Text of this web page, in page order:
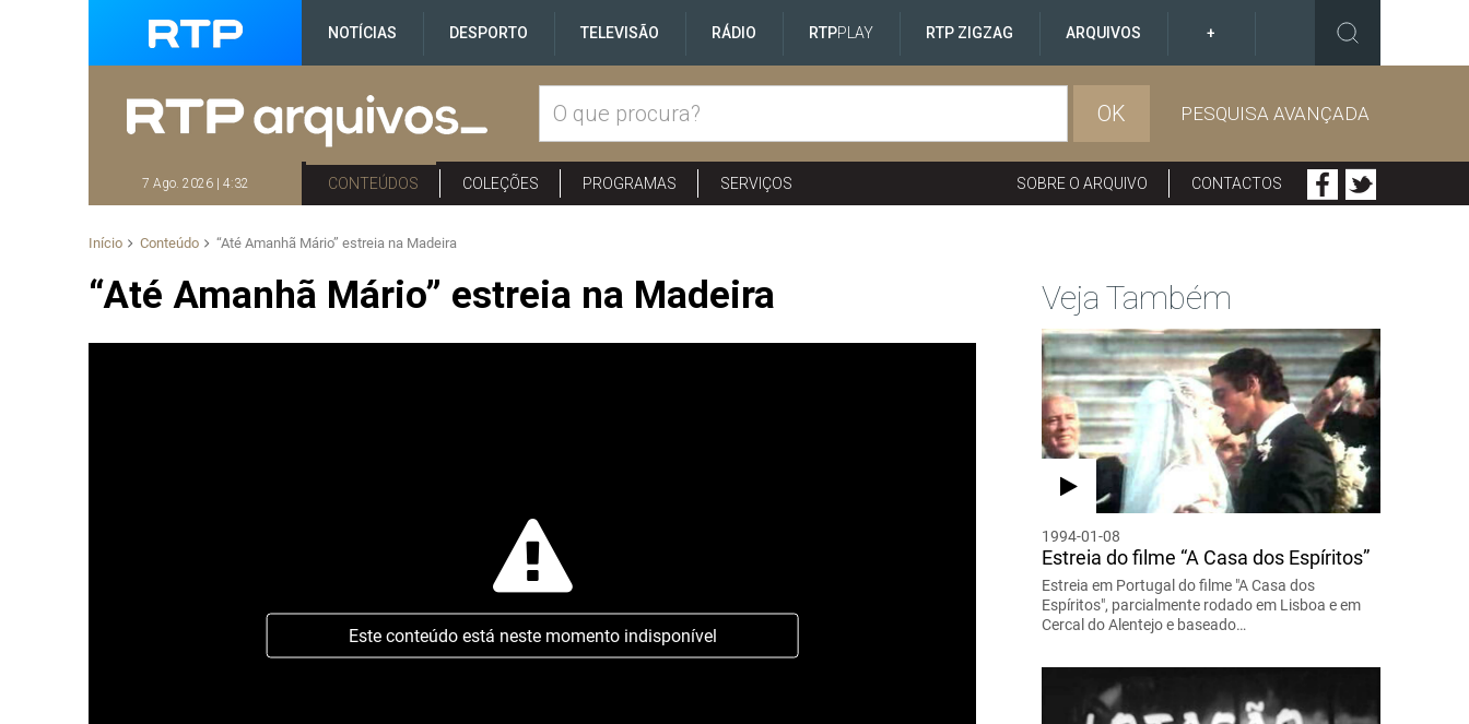
NOTÍCIAS DESPORTO TELEVISÃO RÁDIO RTPPLAY RTP ZIGZAG ARQUIVOS +
OK PESQUISA AVANÇADA
7 Ago. 2026 | 4:32 CONTEÚDOS COLEÇÕES PROGRAMAS SERVIÇOS SOBRE O ARQUIVO CONTACTOS
Início Conteúdo “Até Amanhã Mário” estreia na Madeira
“Até Amanhã Mário” estreia na Madeira
Este conteúdo está neste momento indisponível
Veja Também
1994-01-08
Estreia do filme “A Casa dos Espíritos”
Estreia em Portugal do filme "A Casa dos
Espíritos", parcialmente rodado em Lisboa e em
Cercal do Alentejo e baseado…